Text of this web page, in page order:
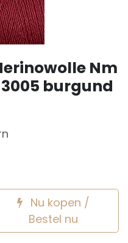
Nm
burgund
Nu kopen /
Bestel nu